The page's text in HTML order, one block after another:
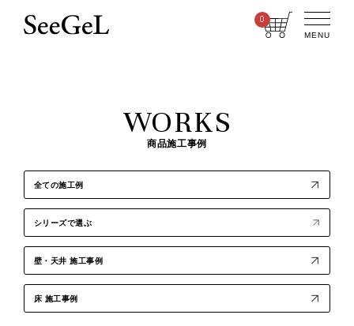
0
MENU
WORKS
商品施工事例
全ての施工例
シリーズで選ぶ
壁・天井 施工事例
床 施工事例